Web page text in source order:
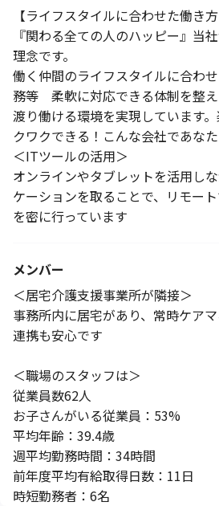
【ライフスタイルに合わせた働き方
『関わる全ての人のハッピー』当
理念です。
働く仲間のライフスタイルに合わ
務等 柔軟に対応できる体制を整
渡り働ける環境を実現しています
クワクできる！こんな会社であな
＜ITツールの活用＞
オンラインやタブレットを活用し
ケーションを取ることで、リモー
を密に行っています
メンバー
＜居宅介護支援事業所が隣接＞
事務所内に居宅があり、常時ケア
連携も安心です
＜職場のスタッフは＞
従業員数62人
お子さんがいる従業員：53%
平均年齢：39.4歳
週平均勤務時間：34時間
前年度平均有給取得日数：11日
時短勤務者：6名